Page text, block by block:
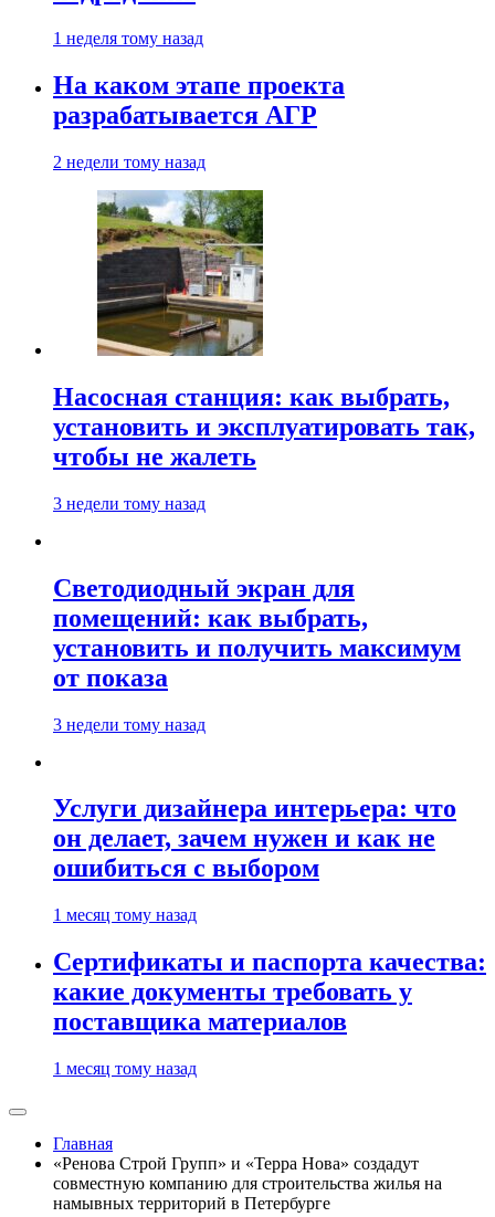
1 неделя тому назад
На каком этапе проекта
разрабатывается АГР
2 недели тому назад
Насосная станция: как выбрать,
установить и эксплуатировать так,
чтобы не жалеть
3 недели тому назад
Светодиодный экран для
помещений: как выбрать,
установить и получить максимум
от показа
3 недели тому назад
Услуги дизайнера интерьера: что
он делает, зачем нужен и как не
ошибиться с выбором
1 месяц тому назад
Сертификаты и паспорта качества:
какие документы требовать у
поставщика материалов
1 месяц тому назад
Главная
«Ренова Строй Групп» и «Терра Нова» создадут
совместную компанию для строительства жилья на
намывных территорий в Петербурге